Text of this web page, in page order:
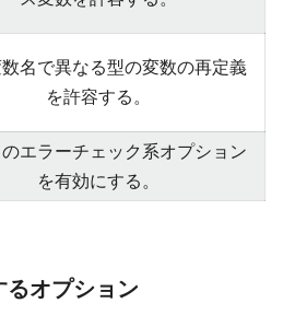
名で異なる型の変数の再定義
を許容する。
エラーチェック系オプション
を有効にする。
るオプション